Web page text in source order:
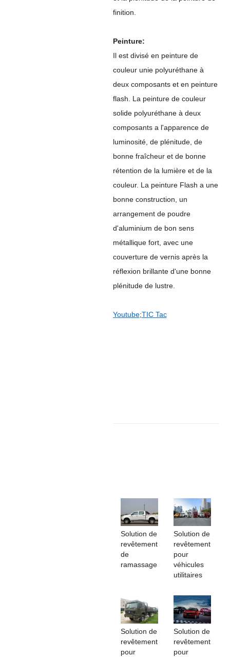
finition.
Peinture:
Il est divisé en peinture de
couleur unie polyuréthane à
deux composants et en peinture
flash. La peinture de couleur
solide polyuréthane à deux
composants a l'apparence de
luminosité, de plénitude, de
bonne fraîcheur et de bonne
rétention de la lumière et de la
couleur. La peinture Flash a une
bonne construction, un
arrangement de poudre
d'aluminium de bon sens
métallique fort, avec une
couverture de vernis après la
réflexion brillante d'une bonne
plénitude de lustre.
Youtube;TIC Tac
Solution de
revêtement
de
ramassage
Solution de
revêtement
pour
véhicules
utilitaires
Solution de
revêtement
pour
Solution de
revêtement
pour